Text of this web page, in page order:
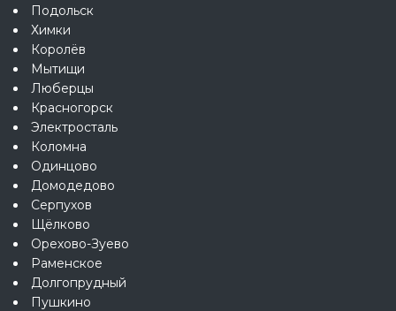
Подольск
Химки
Королёв
Мытищи
Люберцы
Красногорск
Электросталь
Коломна
Одинцово
Домодедово
Серпухов
Щёлково
Орехово-Зуево
Раменское
Долгопрудный
Пушкино